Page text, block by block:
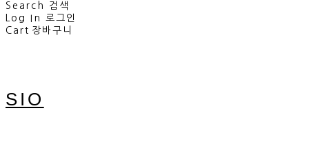
Search
검색
Log In
로그인
Cart 장바구니
SIO